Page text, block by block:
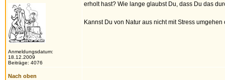
Anmeldungsdatum:
18.12.2009
Beiträge: 4076
erholt hast? Wie lange glaubst Du, dass Du das
Kannst Du von Natur aus nicht mit Stress
Nach oben